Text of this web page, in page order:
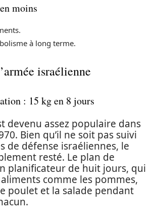
moins
à long terme.
israélienne
: 15 kg en 8 jours
devenu assez populaire dans
Bien qu’il ne soit pas suivi
de défense israéliennes, le
resté. Le plan de
planificateur de huit jours, qui
comme les pommes,
poulet et la salade pendant